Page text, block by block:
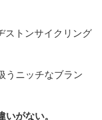
ストンサイクリング
うニッチなブラン
がない。